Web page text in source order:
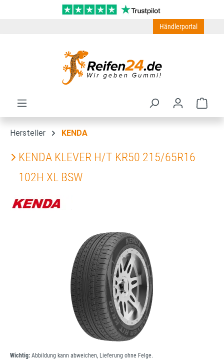
Zum Hauptinhalt springen
Händlerportal
Hersteller KENDA
KENDA KLEVER H/T KR50 215/65R16
102H XL BSW
Bildergalerie überspringen
Wichtig: Abbildung kann abweichen, Lieferung ohne Felge.